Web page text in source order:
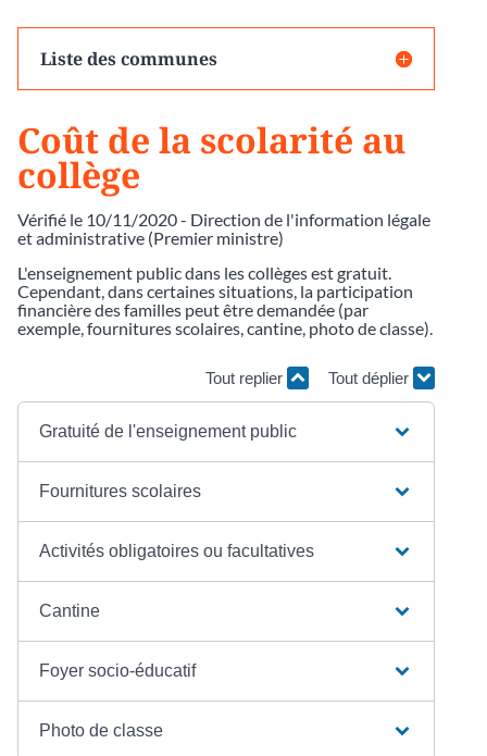
Liste des communes
Coût de la scolarité au
collège
Vérifié le 10/11/2020 - Direction de l'information légale
et administrative (Premier ministre)
L'enseignement public dans les collèges est gratuit.
Cependant, dans certaines situations, la participation
financière des familles peut être demandée (par
exemple, fournitures scolaires, cantine, photo de classe).
Tout replier Tout déplier
Gratuité de l'enseignement public
Fournitures scolaires
Activités obligatoires ou facultatives
Cantine
Foyer socio-éducatif
Photo de classe